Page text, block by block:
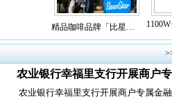
精品咖啡品牌「比星…
农业银行幸福里支行开展商户
农业银行幸福里支行开展商户专属金